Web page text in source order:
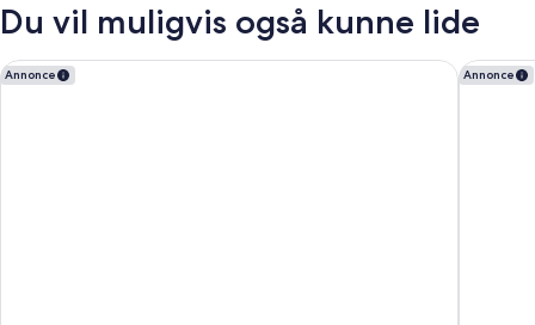
seng
Du vil muligvis også kunne lide
Annonce
Hotel Indigo Lima Miraflores by IHG Annonce